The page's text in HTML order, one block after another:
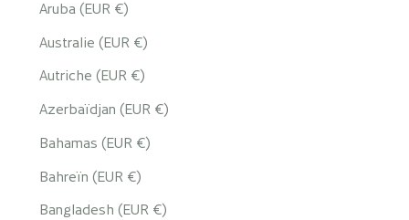
Aruba (EUR €)
Australie (EUR €)
Autriche (EUR €)
Azerbaïdjan (EUR €)
Bahamas (EUR €)
Bahreïn (EUR €)
Bangladesh (EUR €)